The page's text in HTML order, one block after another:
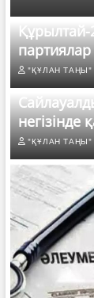
Құрылтай-
"ҚҰЛАН ТАҢЫ"
"ҚҰЛАН ТАҢЫ"